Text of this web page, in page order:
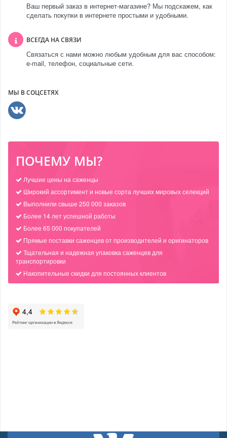
Ваш первый заказ в интернет-магазине? Мы подскажем, как
сделать покупки в интернете простыми и удобными.
ВСЕГДА НА СВЯЗИ
Связаться с нами можно любым удобным для вас способом:
e-mail, телефон, социальные сети.
МЫ В СОЦСЕТЯХ
ПОЧЕМУ МЫ?
Лучшие цены на саженцы
Широкий ассортимент и новые сорта лучших мировых селекций
Выполнили свыше 250 000 заказов
Более 14 лет успешной работы
Более 65 000 покупателей
Прямые поставки саженцев от производителей и оригинаторов
Тщательная и надежная упаковка саженцев для
транспортировки
Накопительные скидки для постоянных клиентов